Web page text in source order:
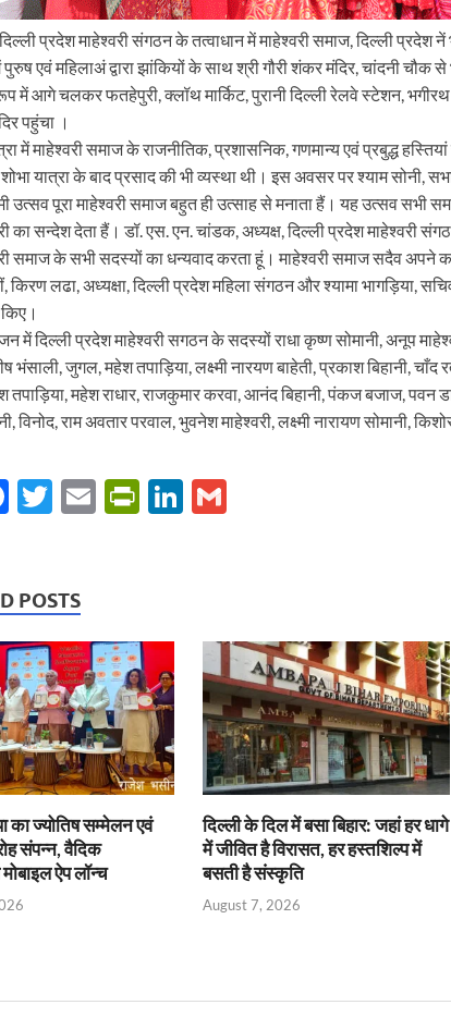
प्रदेश माहेश्वरी संगठन के तत्वाधान में माहेश्वरी समाज, दिल्ली प्रदेश
एवं महिलाअं द्वारा झांकियों के साथ श्री गौरी शंकर मंदिर, चांदनी
में आगे चलकर फतहेपुरी, क्लॉथ मार्किट, पुरानी दिल्ली रेलवे स्टेशन,
पहुंचा ।
में माहेश्वरी समाज के राजनीतिक, प्रशासनिक, गणमान्य एवं प्रबुद्ध
यात्रा के बाद प्रसाद की भी व्यस्था थी। इस अवसर पर श्याम सोनी,
उत्सव पूरा माहेश्वरी समाज बहुत ही उत्साह से मनाता हैं। यह उत्सव
का सन्देश देता हैं। डॉ. एस. एन. चांडक, अध्यक्ष, दिल्ली प्रदेश माहेश्वरी
समाज के सभी सदस्यों का धन्यवाद करता हूं। माहेश्वरी समाज सदैव अपने
किरण लढा, अध्यक्षा, दिल्ली प्रदेश महिला संगठन और श्यामा भागड़िया,
में दिल्ली प्रदेश माहेश्वरी सगठन के सदस्यों राधा कृष्ण सोमानी, अनूप
भंसाली, जुगल, महेश तपाड़िया, लक्ष्मी नारयण बाहेती, प्रकाश बिहानी,
महेश राधार, राजकुमार करवा, आनंद बिहानी, पंकज बजाज, पवन
विनोद, राम अवतार परवाल, भुवनेश माहेश्वरी, लक्ष्मी नारायण सोमानी,
F
b
o
o
k
T
er
E
P
ie
n
dl
y
Li
dI
POSTS
का ज्योतिष सम्मेलन एवं
संपन्न, वैदिक
ऐप लॉन्च
दिल्ली के दिल में बसा बिहार: जहां हर धागे
में जीवित है विरासत, हर हस्तशिल्प में
बसती है संस्कृति
August 7, 2026